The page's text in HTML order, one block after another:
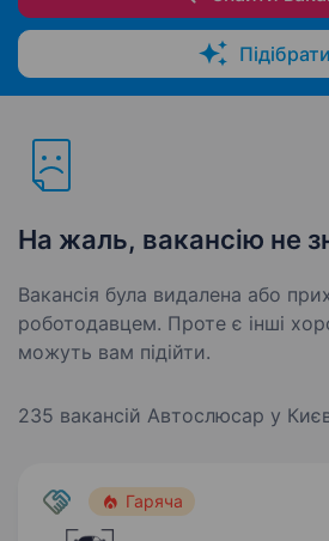
Підібрати
На жаль, вакансію не
Вакансія була видалена або
роботодавцем. Проте є інші
можуть вам підійти.
235 вакансій Автослюсар у
Гаряча